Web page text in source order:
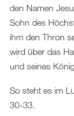
den Namen
Sohn des
ihm den Thron
wird über das
und seines
So steht es im
30-33.